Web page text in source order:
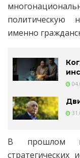
политическую
именно
В прошлом
стратегических